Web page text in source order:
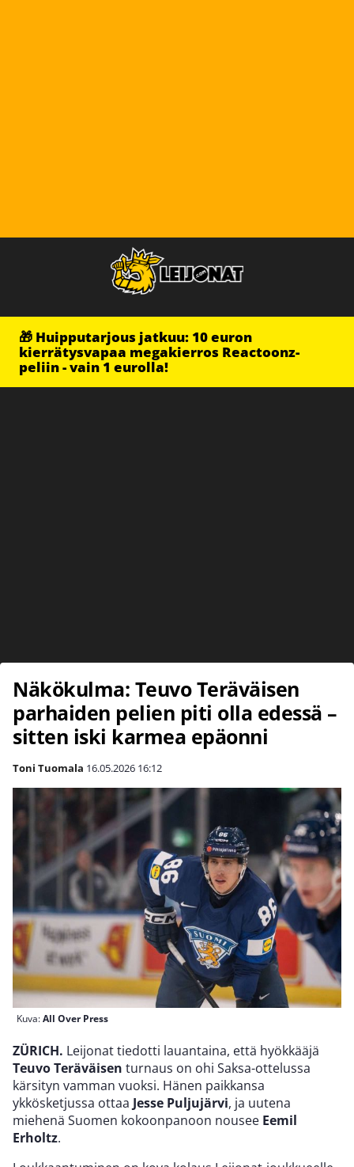
🎁 Huipputarjous jatkuu: 10 euron
kierrätysvapaa megakierros Reactoonz-
peliin - vain 1 eurolla!
Näkökulma: Teuvo Teräväisen
parhaiden pelien piti olla edessä –
sitten iski karmea epäonni
Toni Tuomala 16.05.2026 16:12
Kuva:All Over Press
ZÜRICH. Leijonat tiedotti lauantaina, että hyökkääjä
Teuvo Teräväisen turnaus on ohi Saksa-ottelussa
kärsityn vamman vuoksi. Hänen paikkansa
ykkösketjussa ottaa Jesse Puljujärvi, ja uutena
miehenä Suomen kokoonpanoon nousee Eemil
Erholtz.